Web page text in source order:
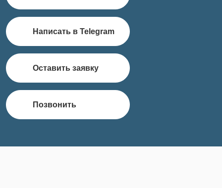
Написать в Telegram
Оставить заявку
Позвонить